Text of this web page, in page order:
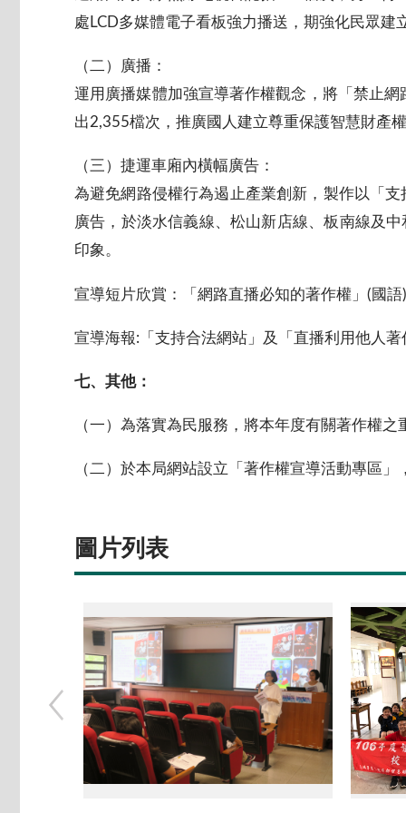
處LCD多媒體電子看板強力播送，期強化民眾建
（二）廣播：
運用廣播媒體加強宣導著作權觀念，將「禁止
出2,355檔次，推廣國人建立尊重保護智慧財產
（三）捷運車廂內橫幅廣告：
為避免網路侵權行為遏止產業創新，製作以「
廣告，於淡水信義線、松山新店線、板南線及
印象。
宣導短片欣賞：「網路直播必知的著作權」(國語
宣導海報:「支持合法網站」及「直播利用他人
七、其他：
（一）為落實為民服務，將本年度有關著作權
（二）於本局網站設立「著作權宣導活動專區
圖片列表